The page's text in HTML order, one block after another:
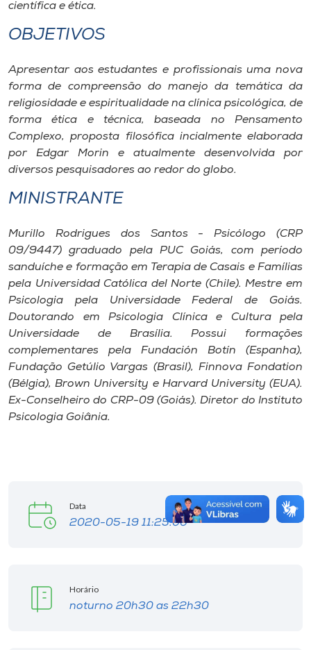
científica e ética.
OBJETIVOS
Apresentar aos estudantes e profissionais uma nova
forma de compreensão do manejo da temática da
religiosidade e espiritualidade na clínica psicológica, de
forma ética e técnica, baseada no Pensamento
Complexo, proposta filosófica incialmente elaborada
por Edgar Morin e atualmente desenvolvida por
diversos pesquisadores ao redor do globo.
MINISTRANTE
Murillo Rodrigues dos Santos - Psicólogo (CRP
09/9447) graduado pela PUC Goiás, com período
sanduíche e formação em Terapia de Casais e Famílias
pela Universidad Católica del Norte (Chile). Mestre em
Psicologia pela Universidade Federal de Goiás.
Doutorando em Psicologia Clínica e Cultura pela
Universidade de Brasília. Possui formações
complementares pela Fundación Botín (Espanha),
Fundação Getúlio Vargas (Brasil), Finnova Fondation
(Bélgia), Brown University e Harvard University (EUA).
Ex-Conselheiro do CRP-09 (Goiás). Diretor do Instituto
Psicologia Goiânia.
Data
2020-05-19 11:25:00
Horário
noturno 20h30 as 22h30